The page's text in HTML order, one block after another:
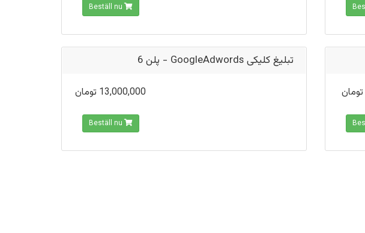
تبلیغ کلیکی GoogleAdwords - پلن 6
13,000,000 تومان